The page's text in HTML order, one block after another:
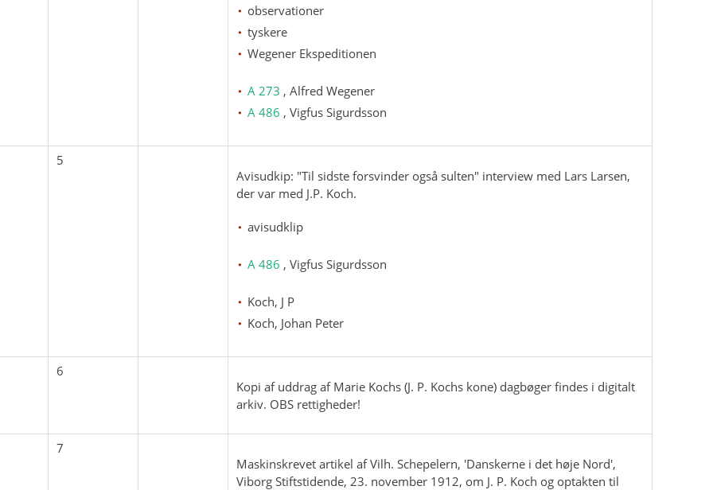
observationer
tyskere
Wegener Ekspeditionen
A 273 , Alfred Wegener
A 486 , Vigfus Sigurdsson
5
Avisudkip: "Til sidste forsvinder også sulten" interview med Lars Larsen,
der var med J.P. Koch.
avisudklip
A 486 , Vigfus Sigurdsson
Koch, J P
Koch, Johan Peter
6
Kopi af uddrag af Marie Kochs (J. P. Kochs kone) dagbøger findes i digitalt
arkiv. OBS rettigheder!
7
Maskinskrevet artikel af Vilh. Schepelern, 'Danskerne i det høje Nord',
Viborg Stiftstidende, 23. november 1912, om J. P. Koch og optakten til